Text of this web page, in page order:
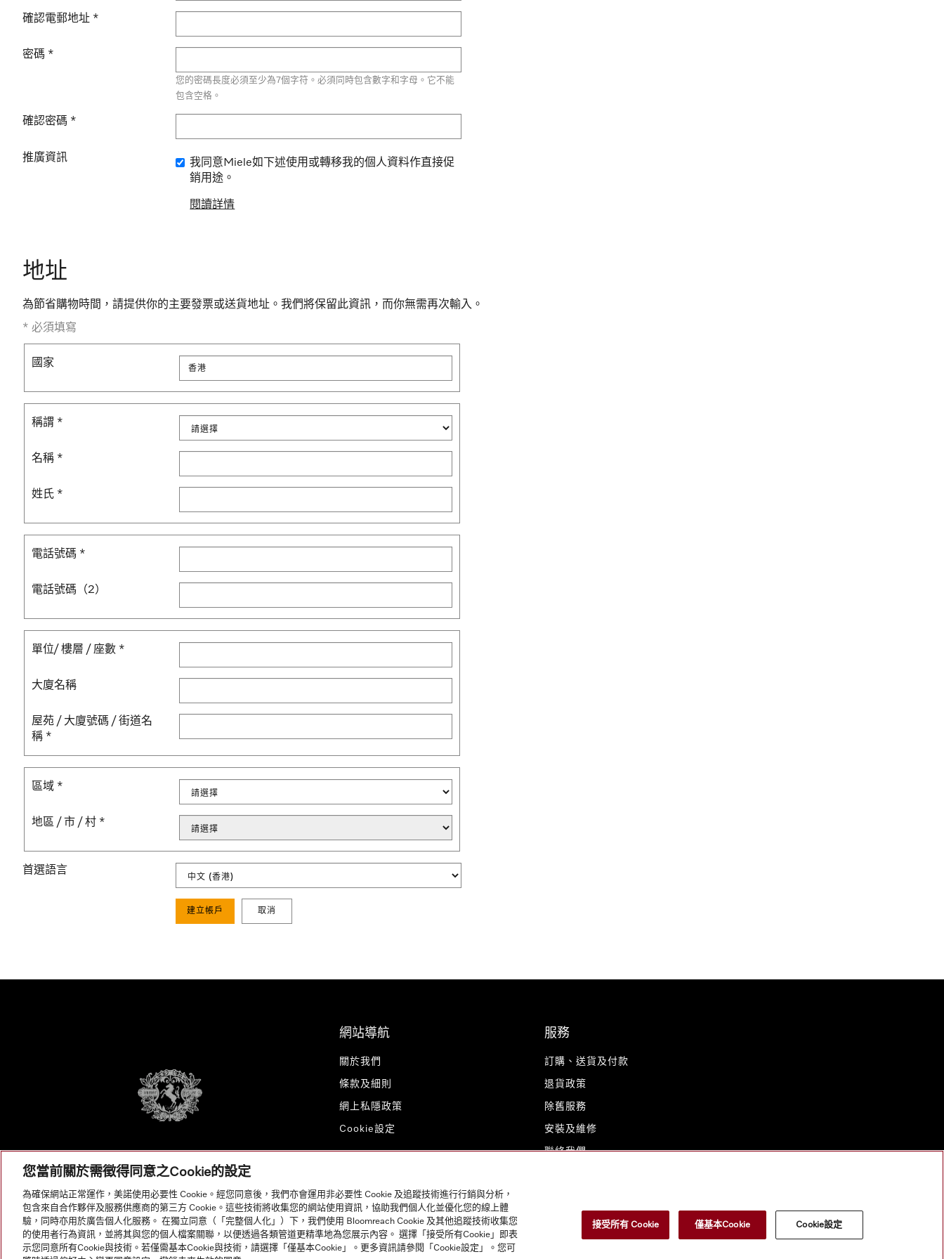
確認電郵地址 *
密碼 *
您的密碼長度必須至少為7個字符。必須同時包含數字和字母。它不能
包含空格。
確認密碼 *
推廣資訊
我同意Miele如下述使用或轉移我的個人資料作直接促
銷用途。
閱讀詳情
地址
為節省購物時間，請提供你的主要發票或送貨地址。我們將保留此資訊，而你無需再次輸入。
* 必須填寫
國家 香港
稱謂 *
名稱 *
姓氏 *
電話號碼 *
電話號碼（2）
單位/ 樓層 / 座數 *
大廈名稱
屋苑 / 大廈號碼 / 街道名
稱 *
區域 *
地區 / 市 / 村 *
首選語言
建立帳戶 取消
網站導航
關於我們
條款及細則
網上私隱政策
Cookie設定
服務
訂購、送貨及付款
退貨政策
除舊服務
安裝及維修
聯絡我們
© Copyright, Miele Hong Kong Ltd. All rights reserved.
您當前關於需徵得同意之Cookie的設定
為確保網站正常運作，美諾使用必要性 Cookie。經您同意後，我們亦會運用非必要性 Cookie 及追蹤技術進行行銷與分析，
包含來自合作夥伴及服務供應商的第三方 Cookie。這些技術將收集您的網站使用資訊，協助我們個人化並優化您的線上體
驗，同時亦用於廣告個人化服務。 在獨立同意（「完整個人化」）下，我們使用 Bloomreach Cookie 及其他追蹤技術收集您
的使用者行為資訊，並將其與您的個人檔案關聯，以便透過各類管道更精準地為您展示內容。 選擇「接受所有Cookie」即表
示您同意所有Cookie與技術。若僅需基本Cookie與技術，請選擇「僅基本Cookie」。更多資訊請參閱「Cookie設定」。您可
接受所有 Cookie 僅基本Cookie Cookie設定